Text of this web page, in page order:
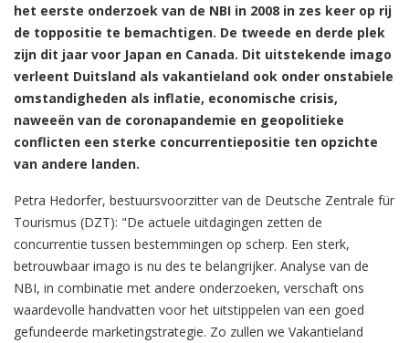
het eerste onderzoek van de NBI in 2008 in zes keer op rij
de toppositie te bemachtigen. De tweede en derde plek
zijn dit jaar voor Japan en Canada. Dit uitstekende imago
verleent Duitsland als vakantieland ook onder onstabiele
omstandigheden als inflatie, economische crisis,
naweeën van de coronapandemie en geopolitieke
conflicten een sterke concurrentiepositie ten opzichte
van andere landen.
Petra Hedorfer, bestuursvoorzitter van de Deutsche Zentrale für
Tourismus (DZT): "De actuele uitdagingen zetten de
concurrentie tussen bestemmingen op scherp. Een sterk,
betrouwbaar imago is nu des te belangrijker. Analyse van de
NBI, in combinatie met andere onderzoeken, verschaft ons
waardevolle handvatten voor het uitstippelen van een goed
gefundeerde marketingstrategie. Zo zullen we Vakantieland